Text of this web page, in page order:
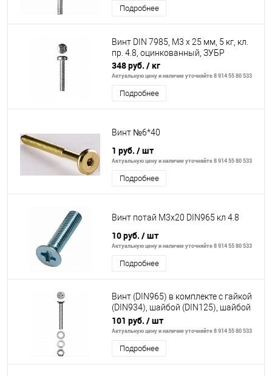
Подробнее
Винт DIN 7985, M3 x 25 мм, 5 кг, кл.
пр. 4.8, оцинкованный, ЗУБР
348 руб. / кг
Актуальную цену и наличие уточняйте 8 914 55 80 533
Подробнее
Винт №6*40
1 руб. / шт
Актуальную цену и наличие уточняйте 8 914 55 80 533
Подробнее
Винт потай М3х20 DIN965 кл 4.8
10 руб. / шт
Актуальную цену и наличие уточняйте 8 914 55 80 533
Подробнее
Винт (DIN965) в комплекте с гайкой
(DIN934), шайбой (DIN125), шайбой
пруж. (DIN127), M4 x 16 мм, 30
101 руб. / шт
Актуальную цену и наличие уточняйте 8 914 55 80 533
Подробнее